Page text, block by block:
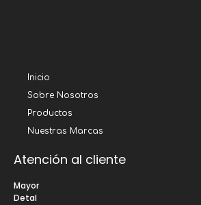
Inicio
Sobre Nosotros
Productos
Nuestras Marcas
Atención al cliente
Mayor
Detal